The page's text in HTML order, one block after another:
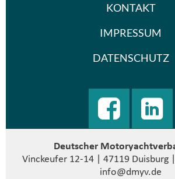
KONTAKT
IMPRESSUM
DATENSCHUTZ
Deutscher
Vinckeufer 12-14 | 47119 Duisburg
info@dmyv.de